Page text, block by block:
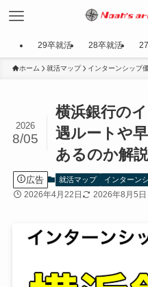
29卒就活 28卒就活
ホーム 就活マップ インターンシップ
横浜銀行の
遇ルートや
あるのか解
2026
8/05
広告 就活マップ インターン
2026年4月22日 2026年8月5日